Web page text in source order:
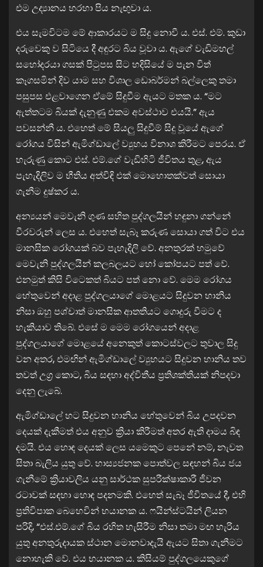
එම උද්‍යානය හරහා පිය නැඟුවා ය.
එය සැමවිටම මේ ආකාරයට ම සිදු නොවී ය. එස්. එම්. කුඩා
දරුවෙකු ව සිටියෙ දී අඳුරට බිය වූවා ය. ඇගේ වැඩිමහල්
සහෝදරයා ගසක් පිටුපස සිට හදිසියේ ම පැන විත්
කෑගසමින් දිව යාම සහ විශාල ඩොබර්මන් බල්ලෙකු තමා
පසුපස එළවාගෙන ඒමේ සිදුවීම ඇයට මතක ය. “මට
ඇත්තටම බියක් දැනුණු එකම අවස්ථාව එයයි.” ඇය
පවසන්නී ය. එහෙත් මේ සියලු සිදුවීම් සිදු වූයේ ඇගේ
රෝගය විසින් ඇමිග්ඩාලේ ව්‍යුහය විනාශ කිරීමට පෙරය. ඒ
හැරුණු කොට එස්. එම්.ගේ වැඩිහිටි ජීවිතය තුළ, ඇය
පැහැදිලිව ම භීතිය අත්විඳි එක් මොහොතක්වත් සොයා
ගැනීම දුෂ්කර ය.
අන්‍යයන් මෙවැනි ගුණ සහිත පුද්ගලයින් හඳුනා ගන්නේ
වීරවරුන් ලෙස ය. එහෙත් සැබෑ කරුණ සොයා ගත් විට එය
මානසික රෝගයක් බව පැහැදිලි වේ. අනතුරක් හමුවේ
මෙවැනි පුද්ගලයින් කලබලයට හෝ කෝපයට පත් වේ.
එනමුත් කිසි විටෙකත් බියට පත් නො වේ. මෙම රෝගය
හේතුවෙන් අදාළ පුද්ගලයාගේ මොළයට සිදුවන හානිය
නිසා ඔහු පශ්චාත් මානසික ආතතියට ගොදුරු වීමට ද
හැකියාව තිබේ. එසේ ම මෙම රෝගයෙන් අදාළ
පුද්ගලයාගේ මොළයේ අනෙකුත් කොටස්වලට තුවාල සිදු
වන අතර, එමඟින් ඇමිග්ඩාලේ ව්‍යුහයට සිදුවන හානිය තව
තවත් උග්‍ර කොට, බිය සඳහා අද්විතීය ප්‍රතිශක්තියක් නිපදවා
දෙනු ලැබේ.
ඇමිග්ඩාලේ හට සිදුවන හානිය හේතුවෙන් බිය උපදවන
දෙයක් දැකීමත් එය අනුව ක්‍රියා කිරීමත් අතර ඇති දාමය බිඳ
දමයි. එය හොඳ දෙයක් ලෙස යමෙකුට පෙනේ නම්, නැවත
සිතා බැලිය යුතු වේ. හාස්‍යජනක පොත්වල සඳහන් බිය ජය
ගැනීමේ ක්‍රියාවලිය යනු සාර්ථක සුපරීක්ෂාකාරී ජීවන
රටාවක් සඳහා හොඳ පදනමකි. එහෙත් සැබෑ ජීවිතයේ දී, එහි
ප්‍රතිවිපාක බෙහෙවින් භයානක ය. ෆයින්ස්ටයින් ලියන
පරිදි, “එස්.එම්.ගේ බිය රහිත හැසිරීම නිසා තමා මඟ හැරිය
යුතු අනතුරුදායක ස්ථාන මොනවාදැයි ඇයට සිතා ගැනීමට
නොහැකි වේ. එය භයානක ය. කිසියම් පුද්ගලයෙකුගේ